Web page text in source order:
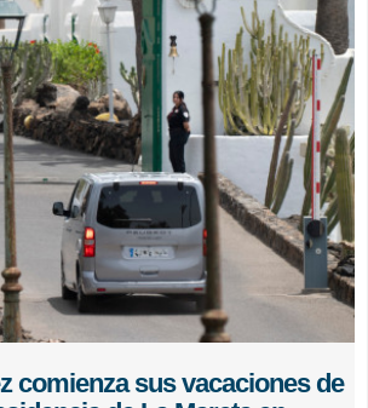
comienza sus vacaciones de